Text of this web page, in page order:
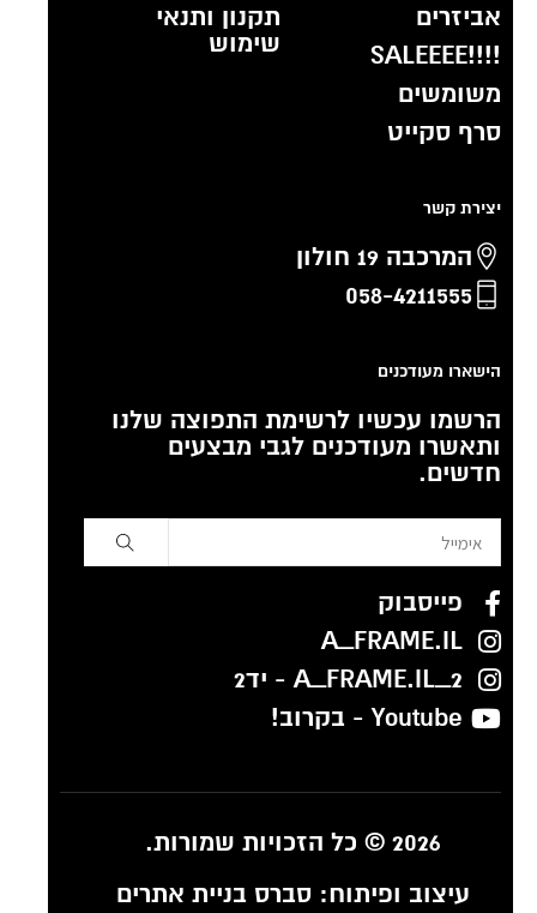
אביזרים
!!!!SALEEEE
משומשים
סרף סקייט
תקנון ותנאי
שימוש
יצירת קשר
המרכבה 19 חולון
058-4211555
הישארו מעודכנים
הרשמו עכשיו לרשימת התפוצה שלנו
ותאשרו מעודכנים לגבי מבצעים
חדשים.
פייסבוק
A_FRAME.IL
A_FRAME.IL_2 - יד2
Youtube - בקרוב!
2026 © כל הזכויות שמורות.
עיצוב ופיתוח:סברס בניית אתרים